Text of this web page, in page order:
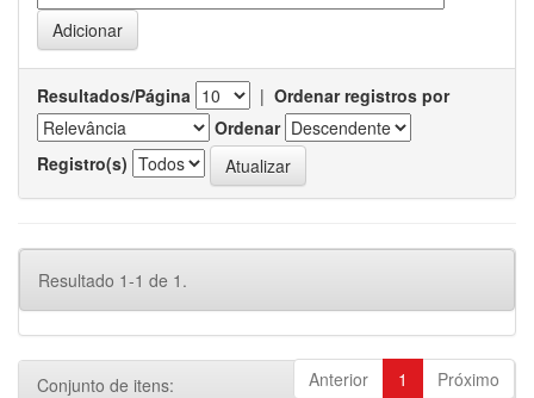
Resultados/Página | Ordenar registros por
Ordenar
Registro(s)
Resultado 1-1 de 1.
Anterior 1 Próximo
Conjunto de itens: